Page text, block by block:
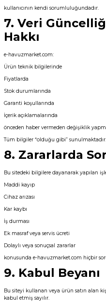
Kartuş Filtreler
Yangın Pompası
kullanıcının kendi sorumluluğundadır.
7. Veri
Hakkı
e-havuzmarket.com:
Ürün teknik bilgilerinde
Fiyatlarda
Stok durumlarında
Garanti koşullarında
İçerik açıklamalarında
önceden haber vermeden değişiklik
Tüm bilgiler “olduğu gibi” sunulmaktadır.
8. Zararlarda
Bu sitedeki bilgilere dayanarak yapılan
Maddi kayıp
Cihaz arızası
Kar kaybı
İş durması
Ek masraf veya servis ücreti
Dolaylı veya sonuçsal zararlar
konusunda e-havuzmarket.com hiçbir
9. Kabul Beyanı
Bu siteyi kullanan veya ürün satın alan
kabul etmiş sayılır.